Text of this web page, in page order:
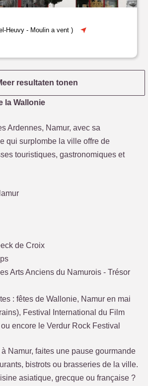
Heuvy - Moulin a vent )
resultaten tonen
la Wallonie
Ardennes, Namur, avec sa
qui surplombe la ville offre de
touristiques, gastronomiques et
de Croix
Arts Anciens du Namurois - Trésor
: fêtes de Wallonie, Namur en mai
Festival International du Film
encore le Verdur Rock Festival
Namur, faites une pause gourmande
bistrots ou brasseries de la ville.
asiatique, grecque ou française ?